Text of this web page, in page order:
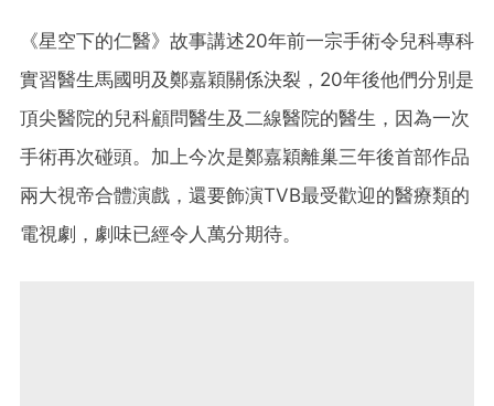
《星空下的仁醫》故事講述20年前一宗手術令兒科專科
實習醫生馬國明及鄭嘉穎關係決裂，20年後他們分別是
頂尖醫院的兒科顧問醫生及二線醫院的醫生，因為一次
手術再次碰頭。加上今次是鄭嘉穎離巢三年後首部作品
兩大視帝合體演戲，還要飾演TVB最受歡迎的醫療類的
電視劇，劇味已經令人萬分期待。